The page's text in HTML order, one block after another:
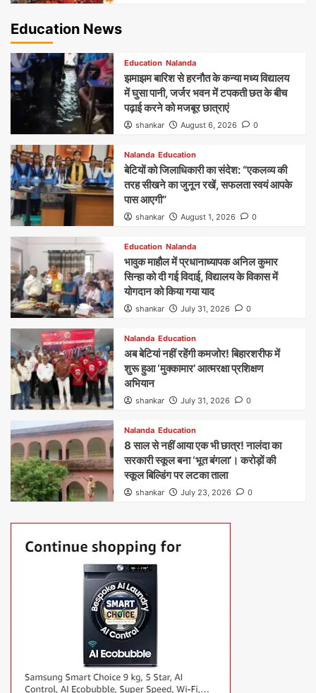
Education News
Education Nalanda
झमाझम बारिश से हरनौत के कन्या मध्य विद्यालय
में घुसा पानी, जर्जर भवन में टपकती छत के बीच
पढ़ाई करने को मजबूर छात्राएं
shankar August 6, 2026 0
Nalanda Education
बेटियों को जिलाधिकारी का संदेश: “एकलव्य की
तरह सीखने का जुनून रखें, सफलता स्वयं आपके
पास आएगी”
shankar August 1, 2026 0
Education Nalanda
भावुक माहौल में प्रधानाध्यापक अनिल कुमार
सिन्हा को दी गई विदाई, विद्यालय के विकास में
योगदान को किया गया याद
shankar July 31, 2026 0
Nalanda Education
अब बेटियां नहीं रहेंगी कमजोर! बिहारशरीफ में
शुरू हुआ ‘मुक्कामार’ आत्मरक्षा प्रशिक्षण
अभियान
shankar July 31, 2026 0
Nalanda Education
8 साल से नहीं आया एक भी छात्र! नालंदा का
सरकारी स्कूल बना ‘भूत बंगला’। करोड़ों की
स्कूल बिल्डिंग पर लटका ताला
shankar July 23, 2026 0